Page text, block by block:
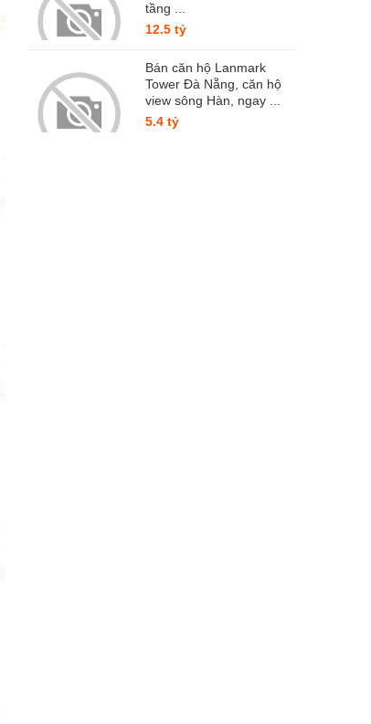
tầng ...
12.5 tỷ
Bán căn hộ Lanmark
Tower Đà Nẵng, căn hộ
view sông Hàn, ngay ...
5.4 tỷ